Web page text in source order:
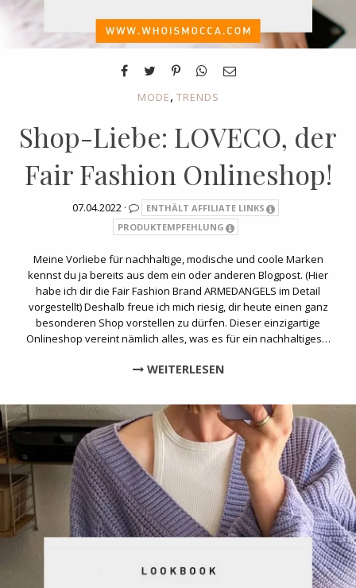
MODE, TRENDS
Shop-Liebe: LOVECO, der
Fair Fashion Onlineshop!
07.04.2022 ·
ENTHÄLT AFFILIATE LINKS
PRODUKTEMPFEHLUNG
Meine Vorliebe für nachhaltige, modische und coole Marken
kennst du ja bereits aus dem ein oder anderen Blogpost. (Hier
habe ich dir die Fair Fashion Brand ARMEDANGELS im Detail
vorgestellt) Deshalb freue ich mich riesig, dir heute einen ganz
besonderen Shop vorstellen zu dürfen. Dieser einzigartige
Onlineshop vereint nämlich alles, was es für ein nachhaltiges…
WEITERLESEN